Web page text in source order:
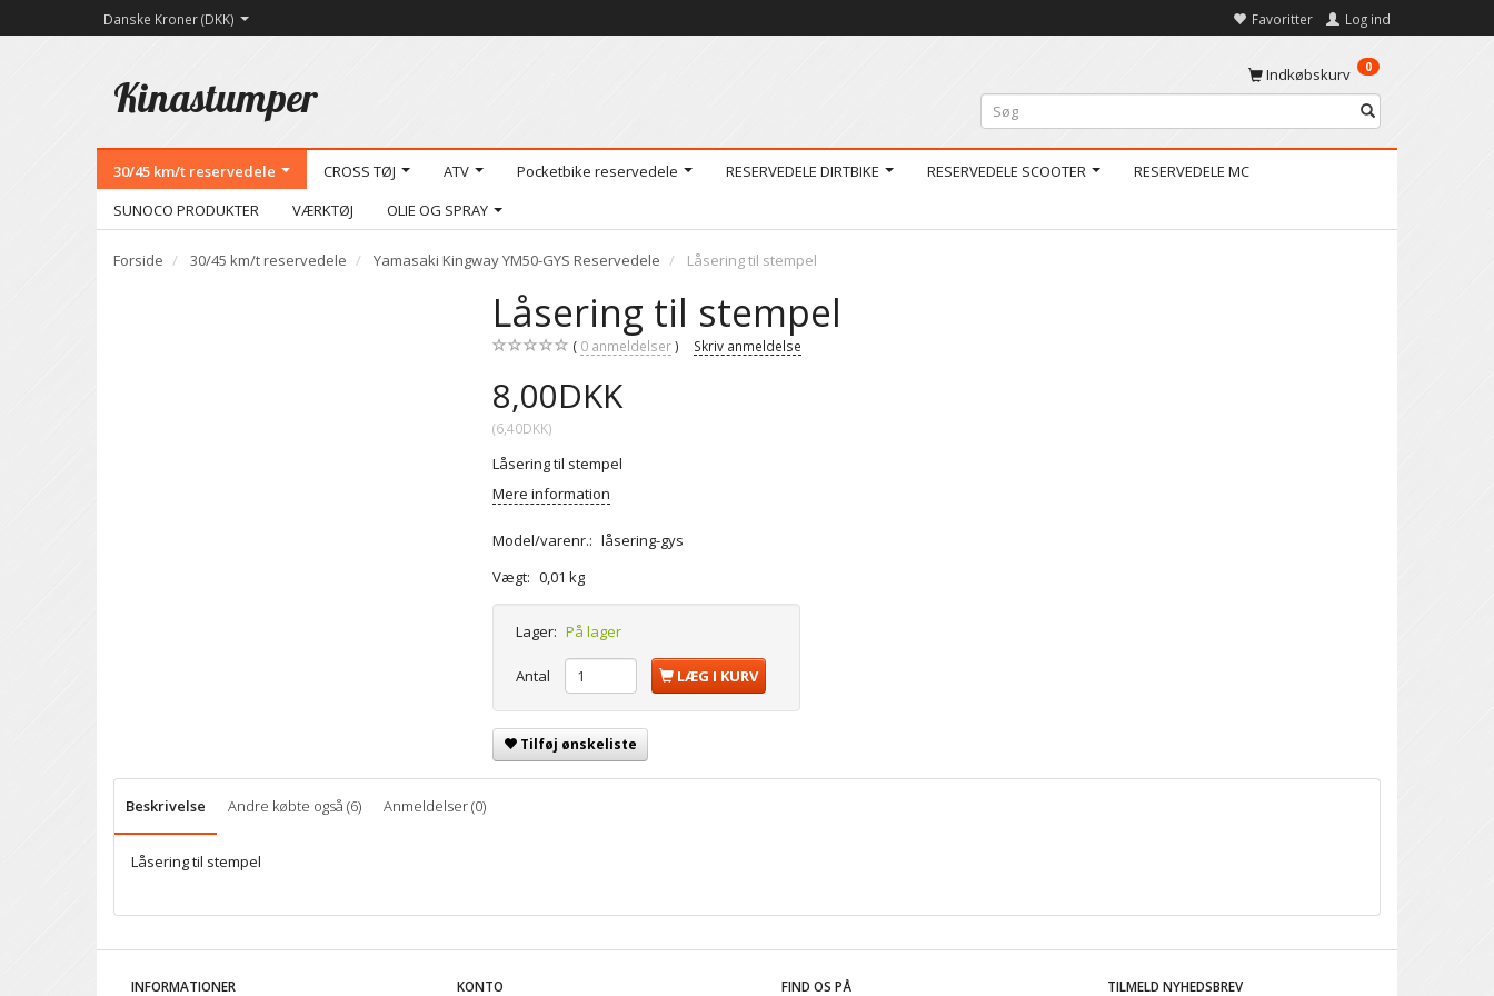
Danske Kroner (DKK) Favoritter Log ind
Kinastumper Indkøbskurv 0
30/45 km/t reservedele CROSS TØJ ATV Pocketbike reservedele RESERVEDELE DIRTBIKE RESERVEDELE SCOOTER
RESERVEDELE MC
SUNOCO PRODUKTER
VÆRKTØJ OLIE OG SPRAY
Forside 30/45 km/t reservedele Yamasaki Kingway YM50-GYS Reservedele Låsering til stempel
Låsering til stempel
0 anmeldelser Skriv anmeldelse
8,00DKK
(6,40DKK)
Låsering til stempel
Mere information
Model/varenr.: låsering-gys
Vægt: 0,01 kg
Lager: På lager
Antal LÆG I KURV
Tilføj ønskeliste
Beskrivelse Andre købte også (6) Anmeldelser (0)
Låsering til stempel
INFORMATIONER KONTO FIND OS PÅ TILMELD NYHEDSBREV